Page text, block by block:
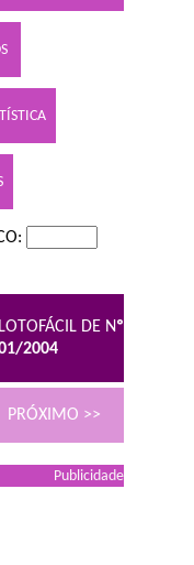
DE Nº
2004
PRÓXIMO >>
Publicidade